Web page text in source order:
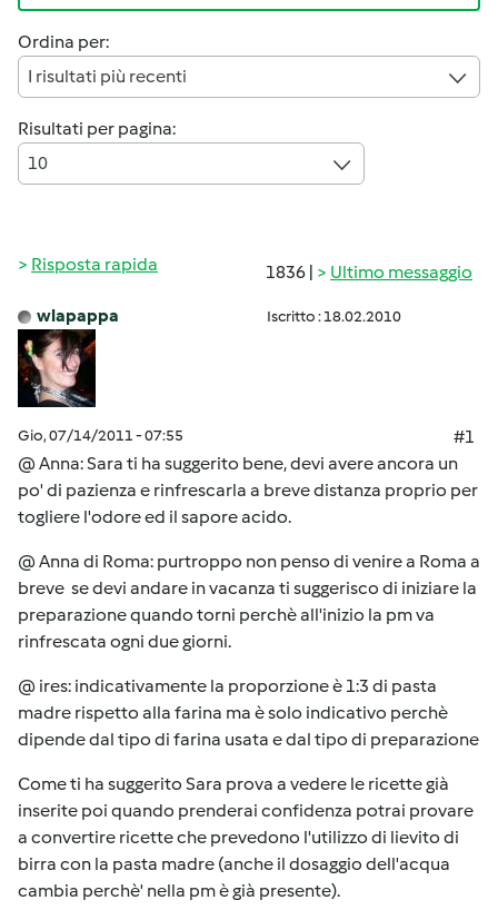
Ordina per:
I risultati più recenti
Risultati per pagina:
10
1836 | Ultimo messaggio
Risposta rapida
wlapappa Iscritto : 18.02.2010
Gio, 07/14/2011 - 07:55
#1
@ Anna: Sara ti ha suggerito bene, devi avere ancora un
po' di pazienza e rinfrescarla a breve distanza proprio per
togliere l'odore ed il sapore acido.
@ Anna di Roma: purtroppo non penso di venire a Roma a
breve se devi andare in vacanza ti suggerisco di iniziare la
preparazione quando torni perchè all'inizio la pm va
rinfrescata ogni due giorni.
@ ires: indicativamente la proporzione è 1:3 di pasta
madre rispetto alla farina ma è solo indicativo perchè
dipende dal tipo di farina usata e dal tipo di preparazione
Come ti ha suggerito Sara prova a vedere le ricette già
inserite poi quando prenderai confidenza potrai provare
a convertire ricette che prevedono l'utilizzo di lievito di
birra con la pasta madre (anche il dosaggio dell'acqua
cambia perchè' nella pm è già presente).